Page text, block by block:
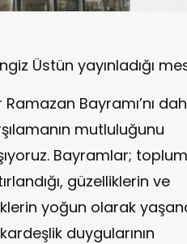
Üstün yayınladığı
Ramazan Bayramı’nı
mutluluğunu
Bayramlar;
güzelliklerin ve
yoğun olarak
duygularının